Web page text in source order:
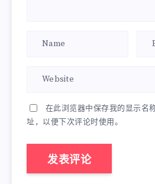
在此浏览器中保存我的显示名
址，以便下次评论时使用。